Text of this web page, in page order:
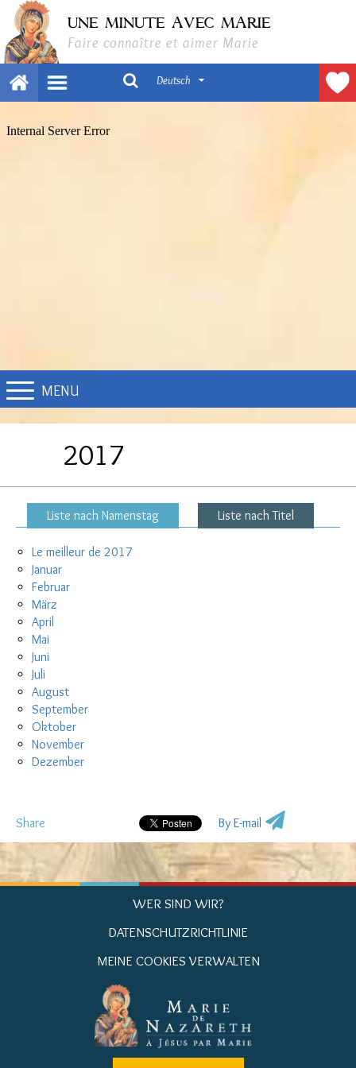
UNE MINUTE AVEC MARIE
Faire connaître et aimer Marie
Deutsch
MENU
2017
Liste nach Namenstag Liste nach Titel
Le meilleur de 2017
Januar
Februar
März
April
Mai
Juni
Juli
August
September
Oktober
November
Dezember
Share By E-mail
WER SIND WIR?
DATENSCHUTZRICHTLINIE
MEINE COOKIES VERWALTEN